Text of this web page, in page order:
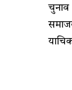
चुनाव